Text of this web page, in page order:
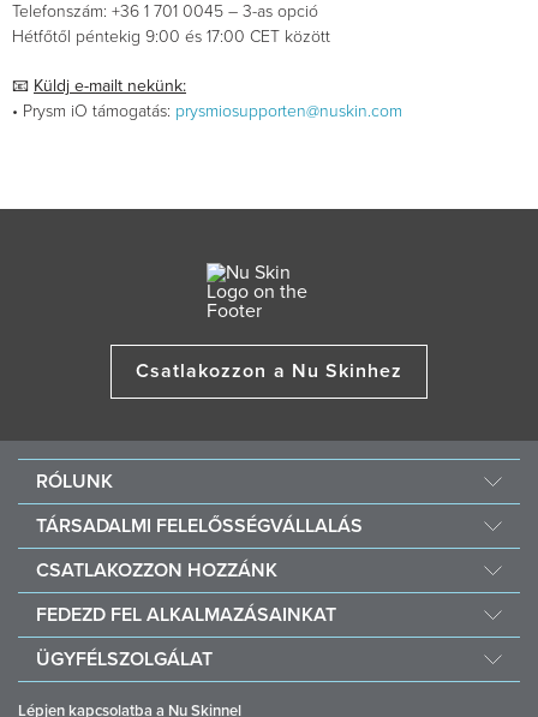
Telefonszám: +36 1 701 0045 – 3-as opció
Hétfőtől péntekig 9:00 és 17:00 CET között
📧 Küldj e-mailt nekünk:
• Prysm iO támogatás: prysmiosupporten@nuskin.com
Csatlakozzon a Nu Skinhez
RÓLUNK
A Nu Skinről
Karrier
One Global Voice
TÁRSADALMI FELELŐSSÉGVÁLLALÁS
Nourish The Children (Tápláld a gyermekeket!)
Force for Good (Jobbító erő)
Vásárolj és adományozz Vitamealt
CSATLAKOZZON HOZZÁNK
Pénzügyi juttatások
Szabályzat
Üzleti eszközök
FEDEZD FEL ALKALMAZÁSAINKAT
Vera
Stela
ÜGYFÉLSZOLGÁLAT
Lépjen kapcsolatba a Nu Skinnel